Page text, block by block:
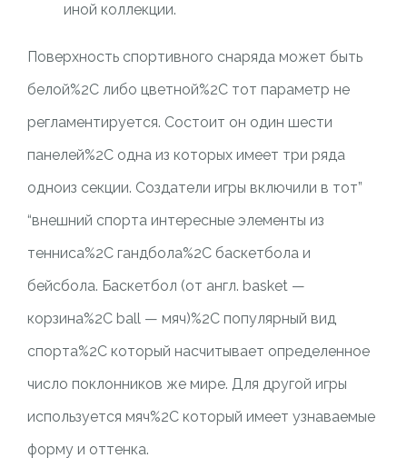
иной коллекции.
Поверхность спортивного снаряда может быть
белой%2C либо цветной%2C тот параметр не
регламентируется. Состоит он один шести
панелей%2C одна из которых имеет три ряда
одноиз секции. Создатели игры включили в тот”
“внешний спорта интересные элементы из
тенниса%2C гандбола%2C баскетбола и
бейсбола. Баскетбол (от англ. basket —
корзина%2C ball — мяч)%2C популярный вид
спорта%2C который насчитывает определенное
число поклонников же мире. Для другой игры
используется мяч%2C который имеет узнаваемые
форму и оттенка.